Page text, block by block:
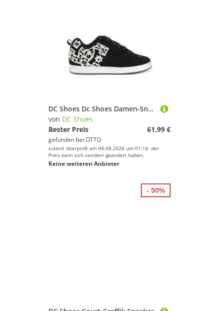
DC Shoes Dc Shoes Damen-Sneakers Schwarz DC01662061 Sneaker
von DC Shoes
Bester Preis
61,99 €
gefunden bei OTTO
zuletzt überprüft am 08.08.2026 um 01:16; der
Preis kann sich seitdem geändert haben.
Keine weiteren Anbieter
- 50%